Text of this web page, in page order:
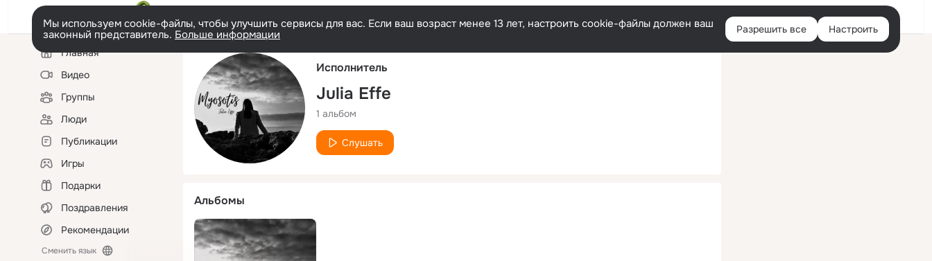
Русский Войти
Мы используем cookie-файлы, чтобы улучшить сервисы для вас. Если ваш возраст менее 13 лет, настроить cookie-файлы должен ваш
законный представитель. Больше информации Разрешить все Настроить
Левая
колонкаГлавная
Видео
Группы
Люди
Публикации
Игры
Подарки
Поздравления
Рекомендации
Сменить язык
Исполнитель
Julia Effe
1 альбом
Слушать
Альбомы